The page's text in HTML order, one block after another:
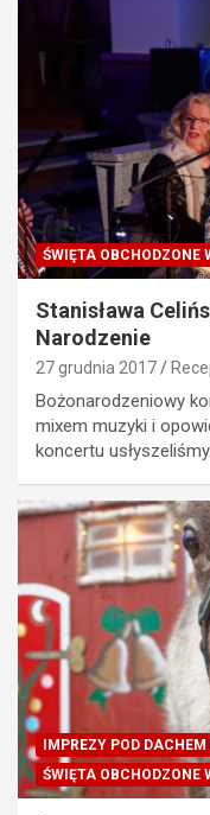
ŚWIĘTA OBCHODZONE
Stanisława
Narodzenie
27 grudnia 2017
Bożonarodzeniowy
mixem muzyki i
koncertu
IMPREZY POD DACHEM
ŚWIĘTA OBCHODZONE